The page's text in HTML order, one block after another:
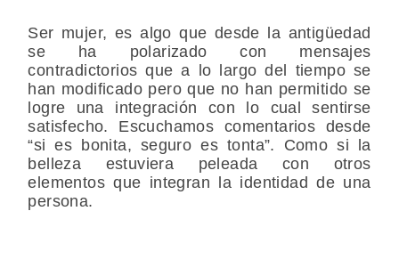
Ser mujer, es algo que desde la antigüedad
se ha polarizado con mensajes
contradictorios que a lo largo del tiempo se
han modificado pero que no han permitido se
logre una integración con lo cual sentirse
satisfecho. Escuchamos comentarios desde
“si es bonita, seguro es tonta”. Como si la
belleza estuviera peleada con otros
elementos que integran la identidad de una
persona.